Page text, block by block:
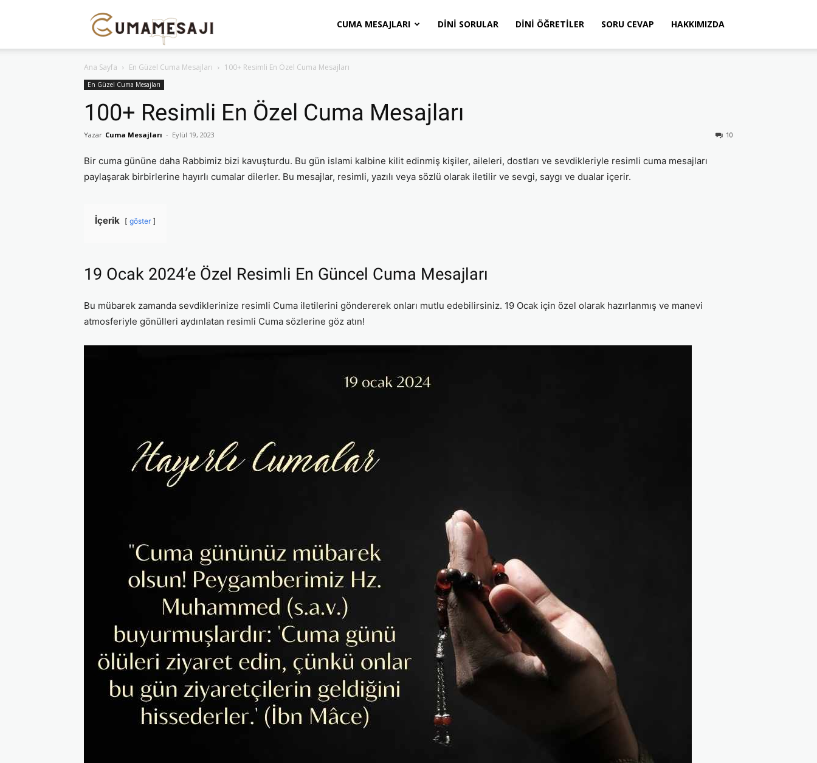
Mesajı
CUMA MESAJLARI DINI SORULAR DINI ÖĞRETILER SORU CEVAP HAKKIMIZDA
Ana Sayfa En Güzel Cuma Mesajları 100+ Resimli En Özel Cuma Mesajları
En Güzel Cuma Mesajları
100+ Resimli En Özel Cuma Mesajları
Yazar Cuma Mesajları - Eylül 19, 2023 10
Bir cuma gününe daha Rabbimiz bizi kavuşturdu. Bu gün islami kalbine kilit edinmiş kişiler, aileleri, dostları ve sevdikleriyle resimli cuma mesajları
paylaşarak birbirlerine hayırlı cumalar dilerler. Bu mesajlar, resimli, yazılı veya sözlü olarak iletilir ve sevgi, saygı ve dualar içerir.
İçerik göster
19 Ocak 2024’e Özel Resimli En Güncel Cuma Mesajları
Bu mübarek zamanda sevdiklerinize resimli Cuma iletilerini göndererek onları mutlu edebilirsiniz. 19 Ocak için özel olarak hazırlanmış ve manevi
atmosferiyle gönülleri aydınlatan resimli Cuma sözlerine göz atın!